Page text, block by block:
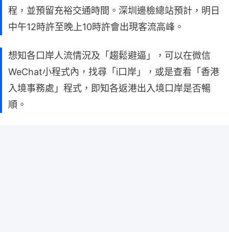
程，並預留充裕交通時間。深圳邊檢總站預計，明日
中午12時許至晚上10時許會出現客流高峰。
想知各口岸人流情況及「趨鬆避逼」，可以在微信
WeChat小程式內，找尋「i口岸」，或是查看「香港
入境事務處」程式，即知各返港出入境口岸是否暢
順。